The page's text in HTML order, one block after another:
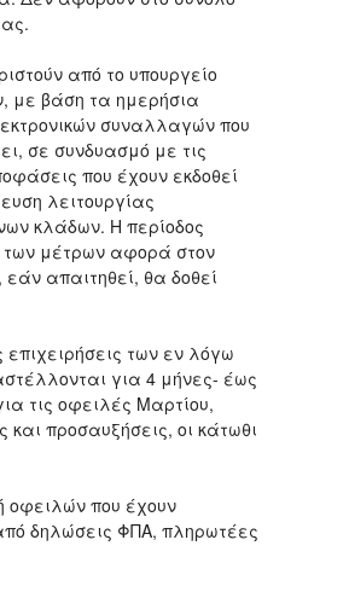
από το υπουργείο
με βάση τα ημερήσια
συναλλαγών που
σε συνδυασμό με τις
που έχουν εκδοθεί
λειτουργίας
κλάδων. Η περίοδος
μέτρων αφορά στον
εάν απαιτηθεί, θα δοθεί
επιχειρήσεις των εν λόγω
για 4 μήνες- έως
τις οφειλές Μαρτίου,
και προσαυξήσεις, οι κάτωθι
οφειλών που έχουν
δηλώσεις ΦΠΑ, πληρωτέες